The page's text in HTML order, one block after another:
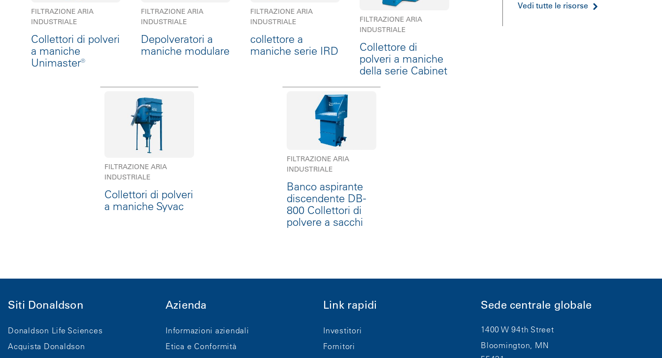
FILTRAZIONE ARIA
INDUSTRIALE
Collettori di polveri
a maniche
Unimaster®
FILTRAZIONE ARIA
INDUSTRIALE
Depolveratori a
maniche modulare
FILTRAZIONE ARIA
INDUSTRIALE
collettore a
maniche serie IRD
FILTRAZIONE ARIA
INDUSTRIALE
Collettore di
polveri a maniche
della serie Cabinet
FILTRAZIONE ARIA
INDUSTRIALE
Collettori di polveri
a maniche Syvac
FILTRAZIONE ARIA
INDUSTRIALE
Banco aspirante
discendente DB-
800 Collettori di
polvere a sacchi
Vedi tutte le risorse
Siti Donaldson
Donaldson Life Sciences
Acquista Donaldson
Azienda
Informazioni aziendali
Etica e Conformità
Link rapidi
Investitori
Fornitori
Sede centrale globale
1400 W 94th Street
Bloomington, MN